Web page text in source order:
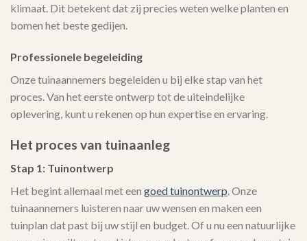
klimaat. Dit betekent dat zij precies weten welke planten en
bomen het beste gedijen.
Professionele begeleiding
Onze tuinaannemers begeleiden u bij elke stap van het
proces. Van het eerste ontwerp tot de uiteindelijke
oplevering, kunt u rekenen op hun expertise en ervaring.
Het proces van tuinaanleg
Stap 1: Tuinontwerp
Het begint allemaal met een goed tuinontwerp. Onze
tuinaannemers luisteren naar uw wensen en maken een
tuinplan dat past bij uw stijl en budget. Of u nu een natuurlijke